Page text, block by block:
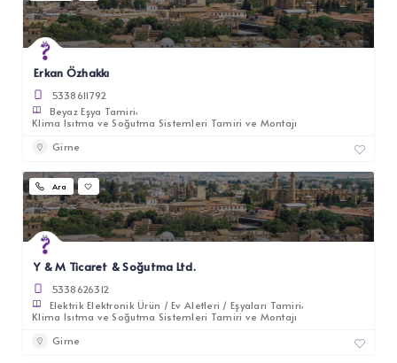
Erkan Özhakkı
5338611792
Beyaz Eşya Tamiri
Klima Isıtma ve Soğutma Sistemleri Tamiri ve Montajı
Girne
Ara
Y & M Ticaret & Soğutma Ltd.
5338626312
Elektrik Elektronik Ürün / Ev Aletleri / Eşyaları Tamiri
Klima Isıtma ve Soğutma Sistemleri Tamiri ve Montajı
Girne